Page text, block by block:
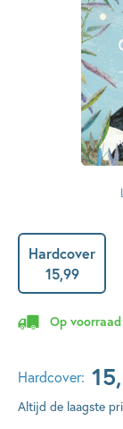
Hardcover
15,99
Op voorraad
Hardcover: 15,
Altijd de laagste